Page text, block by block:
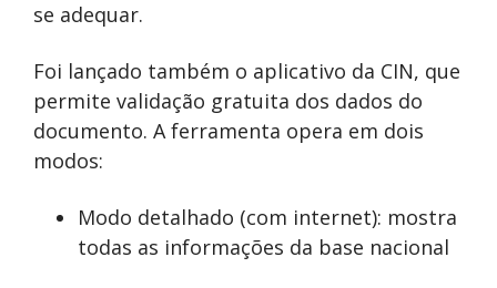
se adequar.
Foi lançado também o aplicativo da CIN, que
permite validação gratuita dos dados do
documento. A ferramenta opera em dois
modos:
Modo detalhado (com internet): mostra
todas as informações da base nacional